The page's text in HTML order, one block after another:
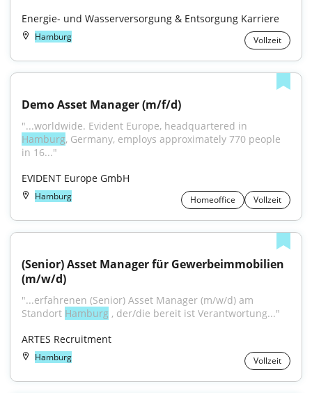
Energie- und Wasserversorgung & Entsorgung Karriere
Hamburg Vollzeit
Demo Asset Manager (m/f/d)
Hamburg, Germany, employs approximately 770 people
in 16..."
EVIDENT Europe GmbH
Hamburg Homeoffice Vollzeit
(Senior) Asset Manager für Gewerbeimmobilien
(m/w/d)
"...erfahrenen (Senior) Asset Manager (m/w/d) am
Standort Hamburg , der/die bereit ist Verantwortung..."
ARTES Recruitment
Hamburg Vollzeit